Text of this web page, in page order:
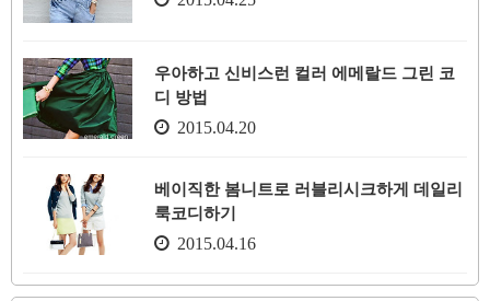
우아하고 신비스런 컬러 에메랄드 그린 코
디 방법
2015.04.20
베이직한 봄니트로 러블리시크하게 데일리
룩코디하기
2015.04.16